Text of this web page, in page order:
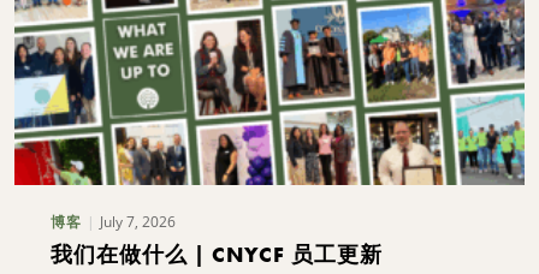
博客 July 7, 2026
我们在做什么 | CNYCF 员工更新